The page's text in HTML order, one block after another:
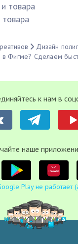
товара
Дизайн
в Фигме? Сделаем
к нам в
наше
Play не работает